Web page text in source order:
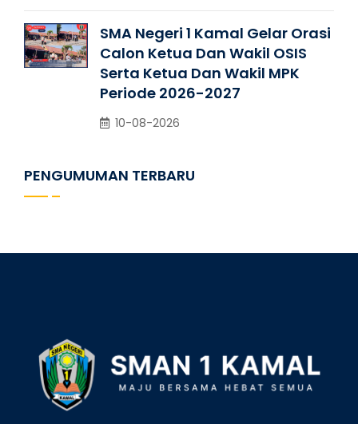
SMA Negeri 1 Kamal Gelar Orasi
Calon Ketua Dan Wakil OSIS
Serta Ketua Dan Wakil MPK
Periode 2026-2027
10-08-2026
PENGUMUMAN TERBARU